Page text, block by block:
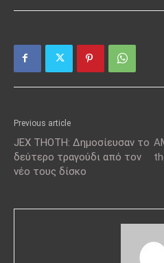
Previous article
JEX THOTH: Δημοσίευσαν το
δεύτερο τραγούδι από τον
νέο τους δίσκο